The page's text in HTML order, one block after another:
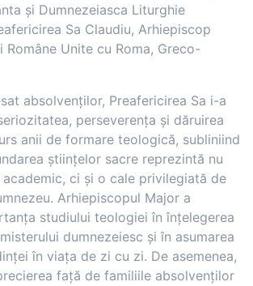
și Dumnezeiasca Liturghie
Sa Claudiu, Arhiepiscop
Române Unite cu Roma, Greco-
absolvenților, Preafericirea Sa i-a
perseverența și dăruirea
anii de formare teologică, subliniind
științelor sacre reprezintă nu
ci și o cale privilegiată de
Arhiepiscopul Major a
studiului teologiei în înțelegerea
dumnezeiesc și în asumarea
în viața de zi cu zi. De asemenea,
față de familiile absolvenților